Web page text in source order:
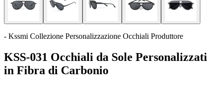
- Kssmi Collezione Personalizzazione Occhiali Produttore
KSS-031 Occhiali da Sole Personalizzati
in Fibra di Carbonio